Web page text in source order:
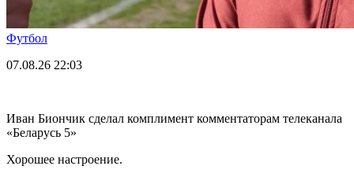
Футбол
07.08.26 22:03
Иван Биончик сделал комплимент комментаторам телеканала
«Беларусь 5»
Хорошее настроение.